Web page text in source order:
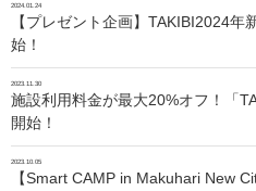
2024.01.24
【プレゼント企画】TAKIBI2024年
始！
2023.11.30
施設利用料金が最大20%オフ！「
開始！
2023.10.05
【Smart CAMP in Makuhari New